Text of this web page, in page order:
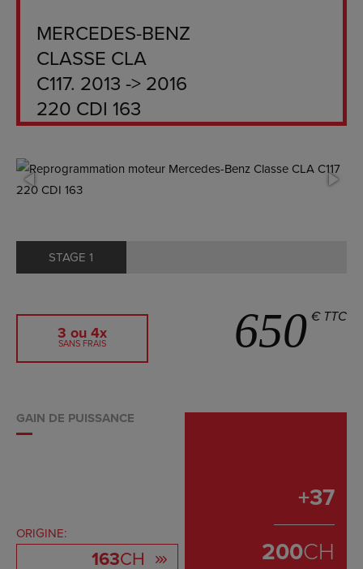
MERCEDES-BENZ
CLASSE CLA
C117. 2013 -> 2016
220 CDI 163
STAGE 1
3 ou 4x
SANS FRAIS 650 € TTC
GAIN DE PUISSANCE
ORIGINE:
163CH
+37
200CH